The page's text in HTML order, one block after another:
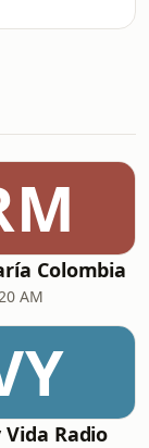
Colombia
AM
Radio